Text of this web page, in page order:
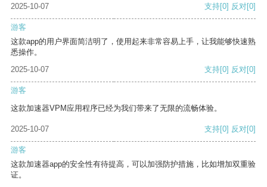
2025-10-07
支持[0] 反对[0]
游客
这款app的用户界面简洁明了，使用起来非常容易上手，让我能够快速熟
悉操作。
2025-10-07
支持[0] 反对[0]
游客
这款加速器VPM应用程序已经为我们带来了无限的流畅体验。
2025-10-07 支持[0] 反对[0]
游客
这款加速器app的安全性有待提高，可以加强防护措施，比如增加双重验
证。